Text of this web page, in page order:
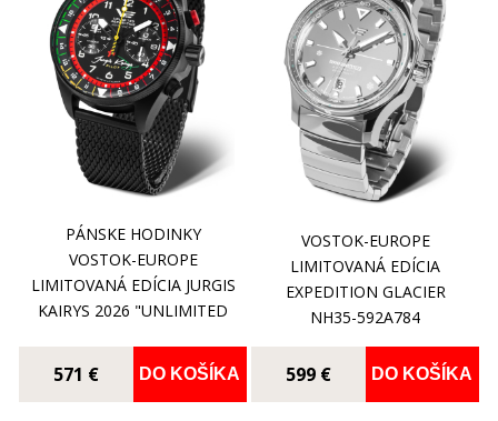
PÁNSKE HODINKY
VOSTOK-EUROPE
LIMITOVANÁ EDÍCIA JURGIS
KAIRYS 2026 "UNLIMITED
326C794B
571 € DO KOŠÍKA
VOSTOK-EUROPE
LIMITOVANÁ EDÍCIA
EXPEDITION GLACIER
NH35-592A784
599 € DO KOŠÍKA